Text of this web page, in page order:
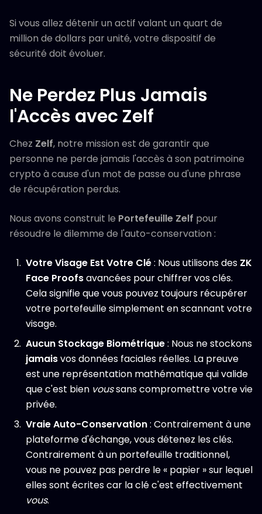
Si vous allez détenir un actif valant un quart de
million de dollars par unité, votre dispositif de
sécurité doit évoluer.
Ne Perdez Plus Jamais
l'Accès avec Zelf
Chez Zelf, notre mission est de garantir que
personne ne perde jamais l'accès à son patrimoine
crypto à cause d'un mot de passe ou d'une phrase
de récupération perdus.
Nous avons construit le Portefeuille Zelf pour
résoudre le dilemme de l'auto-conservation :
Votre Visage Est Votre Clé: Nous utilisons des ZK
Face Proofsavancées pour chiffrer vos clés.
Cela signifie que vous pouvez toujours récupérer
votre portefeuille simplement en scannant votre
visage.
Aucun Stockage Biométrique: Nous ne stockons
jamaisvos données faciales réelles. La preuve
est une représentation mathématique qui valide
que c'est bien voussans compromettre votre vie
privée.
Vraie Auto-Conservation: Contrairement à une
plateforme d'échange, vous détenez les clés.
Contrairement à un portefeuille traditionnel,
vous ne pouvez pas perdre le « papier » sur lequel
elles sont écrites car la clé c'est effectivement
vous.